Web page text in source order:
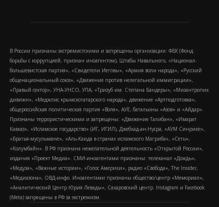
В России признаны экстремистскими и запрещены организации: ФБК (Фонд
борьбы с коррупцией, признан иноагентом), Штабы Навального, «Национал-
большевистская партия», «Свидетели Иеговы», «Армия воли народа», «Русский
общенациональный союз», «Движение против нелегальной иммиграции»,
«Правый сектор», УНА-УНСО, УПА, «Тризуб им. Степана Бандеры», «Мизантропик
дивижн», «Меджлис крымскотатарского народа», движение «Артподготовка»,
общероссийская политическая партия «Воля», АУЕ, батальоны «Азов» и «Айдар».
Признаны террористическими и запрещены: «Движение Талибан», «Имарат
Кавказ», «Исламское государство» (ИГ, ИГИЛ), Джебхад-ан-Нусра, «АУМ Синрике»,
«Братья-мусульмане», «Аль-Каида в странах исламского Магриба», «Сеть»,
«Колумбайн». В РФ признана нежелательной деятельность «Открытой России»,
издания «Проект Медиа». СМИ-иноагентами признаны: телеканал «Дождь»,
«Медуза», «Важные истории», «Голос Америки», радио «Свобода», The Insider,
«Медиазона», ОВД-инфо. Иноагентами признаны общество/центр «Мемориал»,
«Аналитический Центр Юрия Левады», Сахаровский центр. Instagram и Facebook
(Metа) запрещены в РФ за экстремизм.